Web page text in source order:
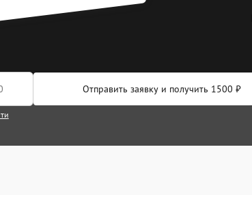
Отправить заявку и получить 1500 ₽